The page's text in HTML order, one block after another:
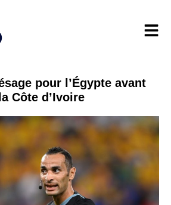
pour l’Égypte avant
Côte d’Ivoire